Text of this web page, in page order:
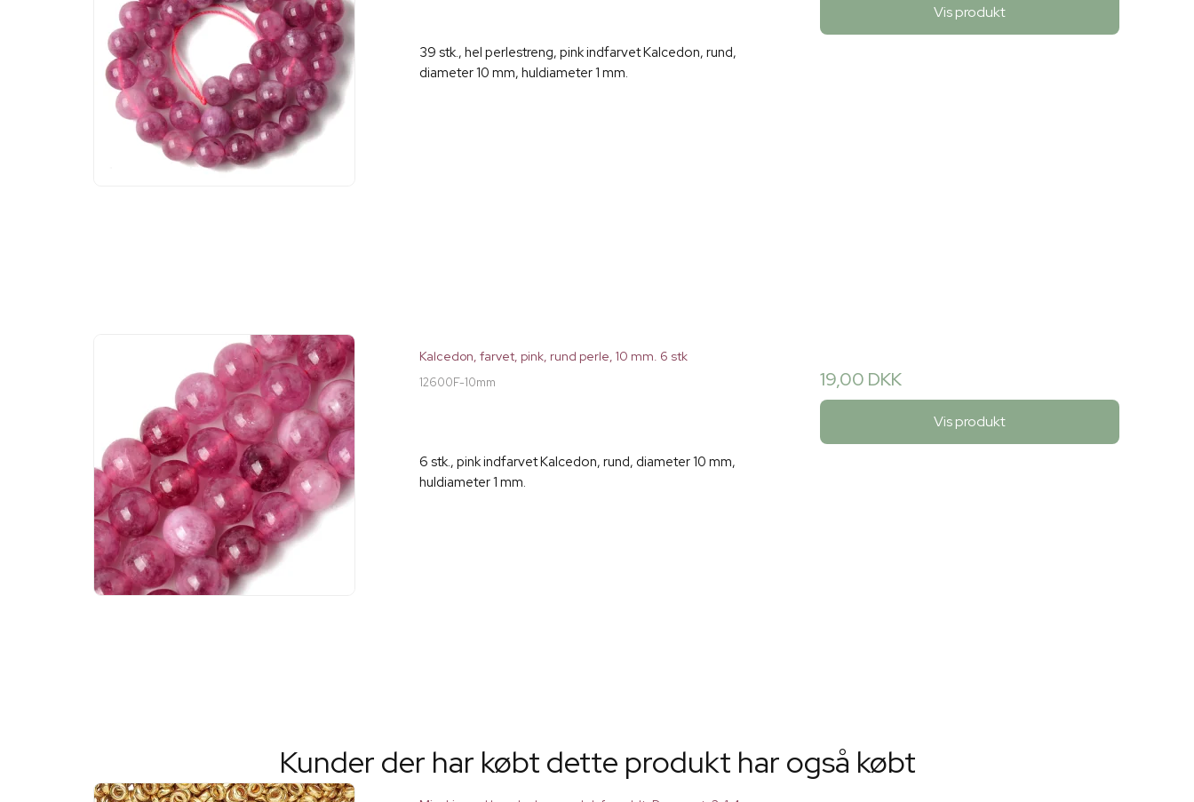
39 stk., hel perlestreng, pink indfarvet Kalcedon, rund,
diameter 10 mm, huldiameter 1 mm.
Vis produkt
Kalcedon, farvet, pink, rund perle, 10 mm. 6 stk
12600F-10mm
6 stk., pink indfarvet Kalcedon, rund, diameter 10 mm,
huldiameter 1 mm.
19,00 DKK
Vis produkt
Kunder der har købt dette produkt har også købt